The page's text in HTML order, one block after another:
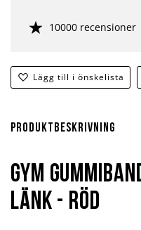
Lägg till i önskelista
10000 recensioner
Produktbeskrivning
Gym
Länk - Röd